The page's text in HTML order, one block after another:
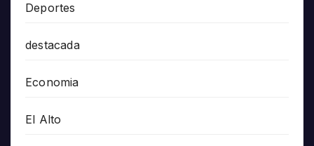
Deportes
destacada
Economia
El Alto